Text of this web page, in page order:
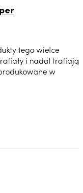
tego wielce
i nadal trafiają
w